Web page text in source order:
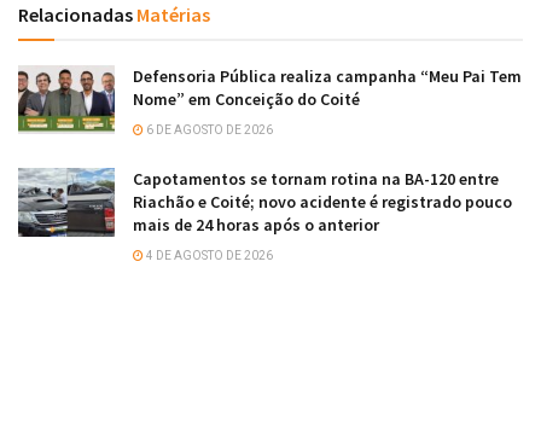
Relacionadas Matérias
Defensoria Pública realiza campanha “Meu Pai Tem
Nome” em Conceição do Coité
6 DE AGOSTO DE 2026
Capotamentos se tornam rotina na BA-120 entre
Riachão e Coité; novo acidente é registrado pouco
mais de 24 horas após o anterior
4 DE AGOSTO DE 2026